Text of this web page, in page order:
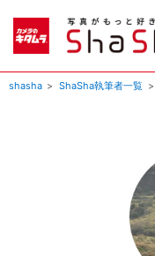
shasha ShaSha執筆者一覧